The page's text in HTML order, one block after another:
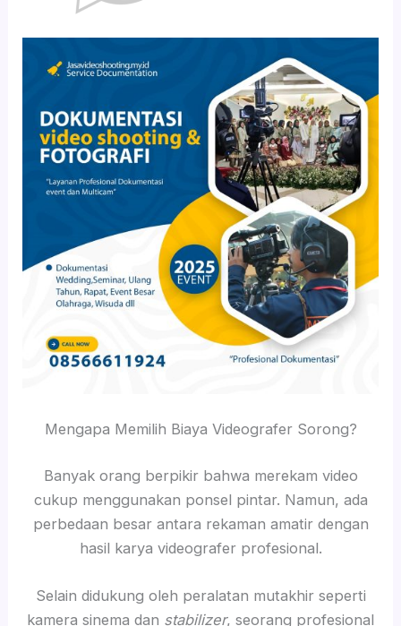
Mengapa Memilih Biaya Videografer Sorong?
Banyak orang berpikir bahwa merekam video
cukup menggunakan ponsel pintar. Namun, ada
perbedaan besar antara rekaman amatir dengan
hasil karya videografer profesional.
Selain didukung oleh peralatan mutakhir seperti
kamera sinema dan stabilizer, seorang profesional